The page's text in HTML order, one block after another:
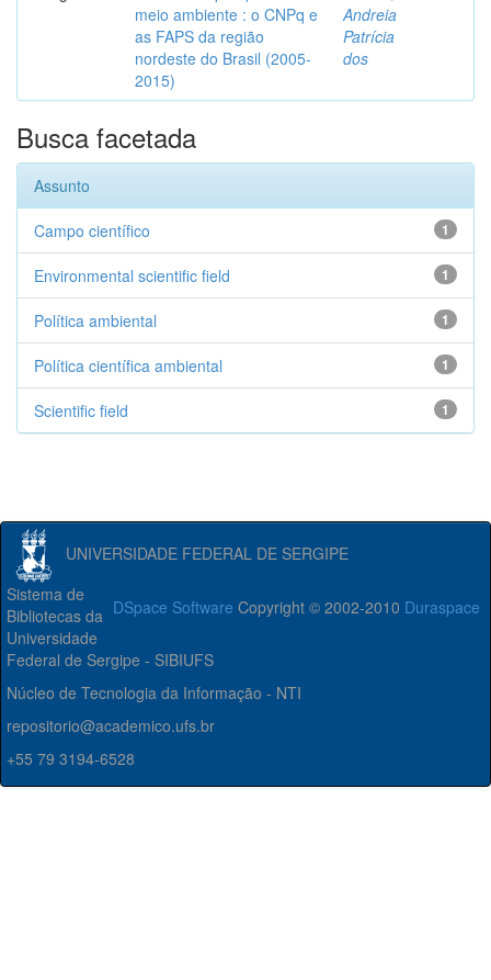
meio ambiente : o CNPq e
as FAPS da região
nordeste do Brasil (2005-
2015)
Andreia
Patrícia
dos
Busca facetada
Assunto
1
Campo científico
1
Environmental scientific field
1
Política ambiental
1
Política científica ambiental
1
Scientific field
UNIVERSIDADE FEDERAL DE SERGIPE
DSpace Software Copyright © 2002-2010 Duraspace
Sistema de
Bibliotecas da
Universidade
Federal de Sergipe - SIBIUFS
Núcleo de Tecnologia da Informação - NTI
repositorio@academico.ufs.br
+55 79 3194-6528